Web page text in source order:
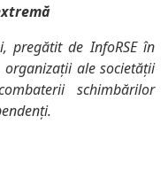
pregătit de InfoRSE în
ale societății
schimbărilor